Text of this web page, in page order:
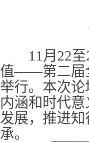
11月22至
值——第二届
举行。本次
内涵和时代
发展，推进
承。